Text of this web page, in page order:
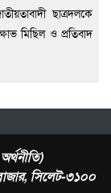
ছাত্রদলকে
মিছিল ও প্রতিবাদ
সিলেট-৩১০০